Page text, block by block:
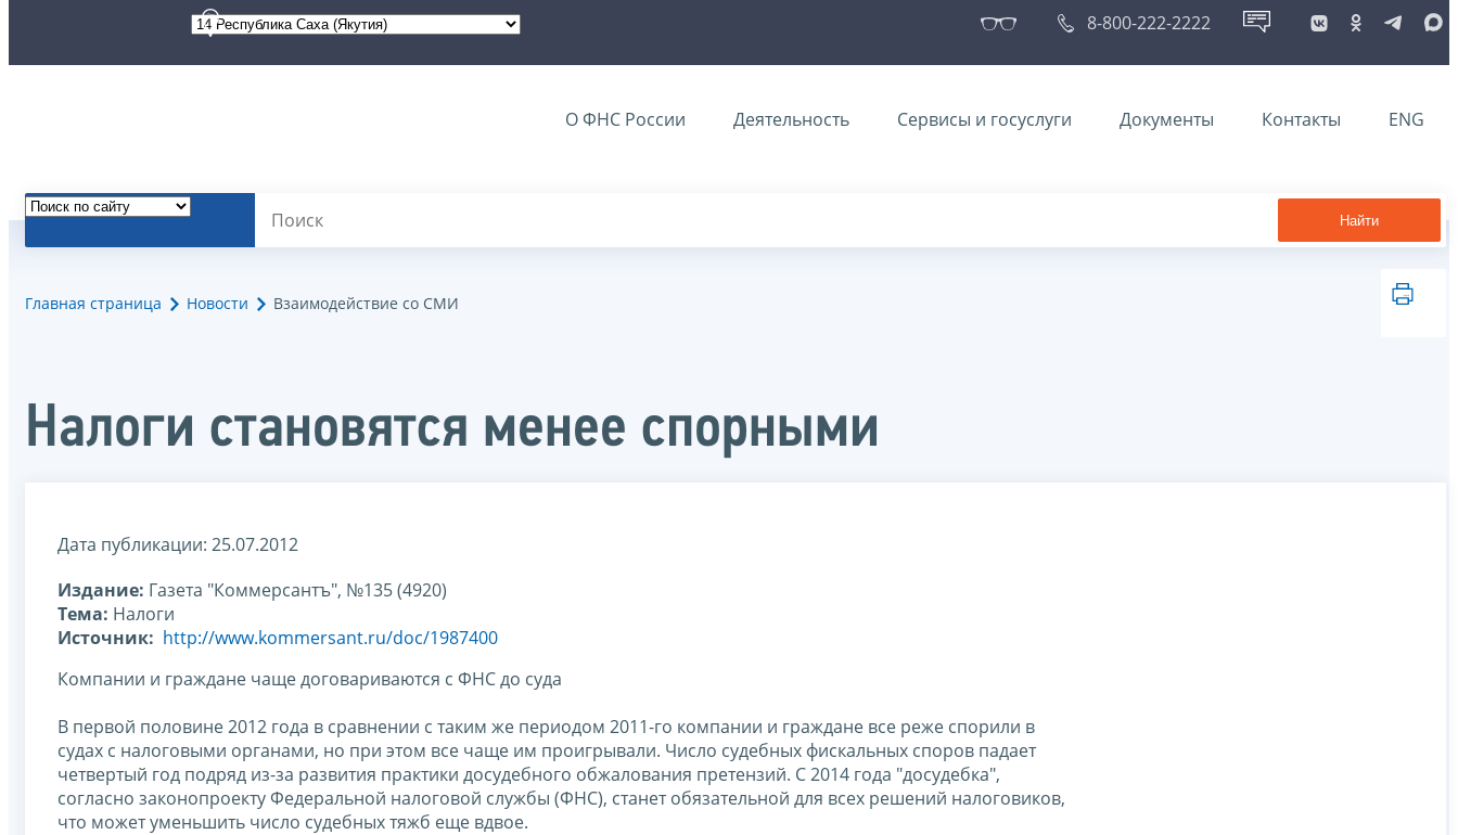
8-800-222-2222
О ФНС России Деятельность Сервисы и госуслуги Документы Контакты ENG
Найти
Главная страница Новости Взаимодействие со СМИ
Налоги становятся менее спорными
Дата публикации: 25.07.2012
Издание: Газета "Коммерсантъ", №135 (4920)
Тема: Налоги
Источник: http://www.kommersant.ru/doc/1987400
Компании и граждане чаще договариваются с ФНС до суда
В первой половине 2012 года в сравнении с таким же периодом 2011-го компании и граждане все реже спорили в
судах с налоговыми органами, но при этом все чаще им проигрывали. Число судебных фискальных споров падает
четвертый год подряд из-за развития практики досудебного обжалования претензий. С 2014 года "досудебка",
согласно законопроекту Федеральной налоговой службы (ФНС), станет обязательной для всех решений налоговиков,
что может уменьшить число судебных тяжб еще вдвое.